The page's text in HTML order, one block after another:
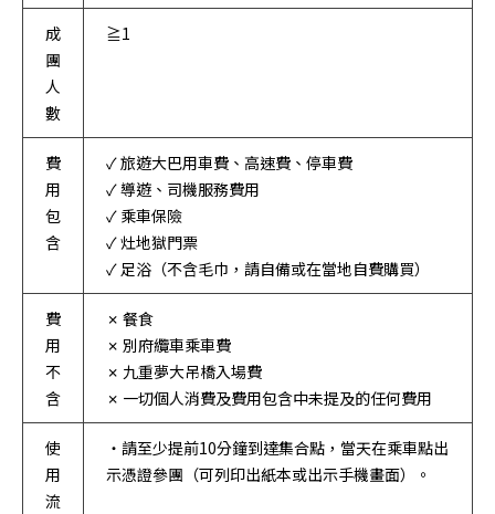
成
團
人
數
≧1
費
用
包
含
✓ 旅遊大巴用車費、高速費、停車費
✓ 導遊、司機服務費用
✓ 乘車保險
✓ 灶地獄門票
✓ 足浴（不含毛巾，請自備或在當地自費購買）
費
用
不
含
✗ 餐食
✗ 別府纜車乘車費
✗ 九重夢大吊橋入場費
✗ 一切個人消費及費用包含中未提及的任何費用
使
用
流
・請至少提前10分鐘到達集合點，當天在乘車點出
示憑證參團（可列印出紙本或出示手機畫面）。